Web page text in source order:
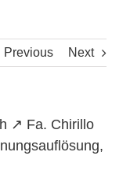
Previous Next
↗️ Fa. Chirillo